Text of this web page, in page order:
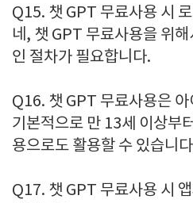
Q15. 챗 GPT 무료사용 시
네, 챗 GPT 무료사용을 위
인 절차가 필요합니다.
Q16. 챗 GPT 무료사용은
기본적으로 만 13세 이상부
용으로도 활용할 수 있습니
Q17. 챗 GPT 무료사용 시